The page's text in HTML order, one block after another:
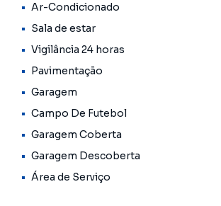
Ar-Condicionado
Sala de estar
Vigilância 24 horas
Pavimentação
Garagem
Campo De Futebol
Garagem Coberta
Garagem Descoberta
Área de Serviço